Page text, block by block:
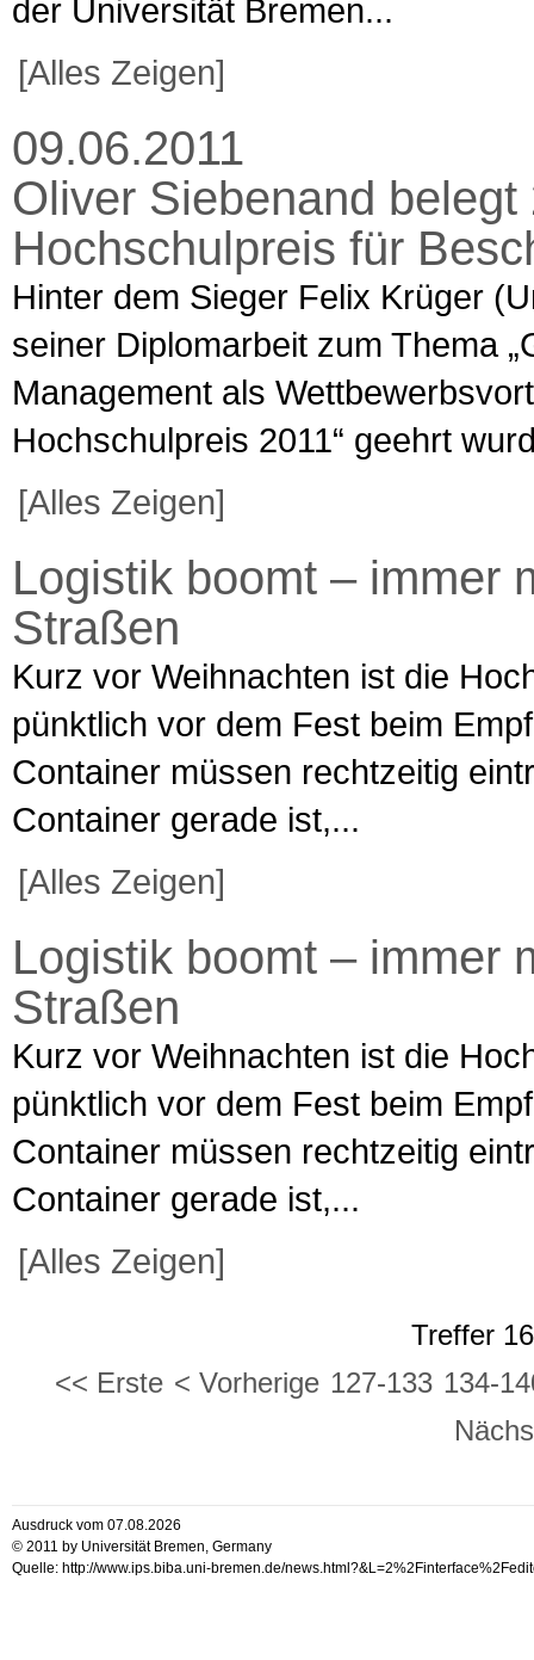
der Universität Bremen...
[Alles Zeigen]
09.06.2011
Oliver Siebenand
Hochschulpreis für
Hinter dem Sieger Felix Krüger
seiner Diplomarbeit zum Thema
Management als
Hochschulpreis 2011“ geehrt
[Alles Zeigen]
Logistik boomt – immer
Straßen
Kurz vor Weihnachten ist die
pünktlich vor dem Fest beim
Container müssen rechtzeitig
Container gerade ist,...
[Alles Zeigen]
Logistik boomt – immer
Straßen
Kurz vor Weihnachten ist die
pünktlich vor dem Fest beim
Container müssen rechtzeitig
Container gerade ist,...
[Alles Zeigen]
Treffer
<< Erste < Vorherige 127-133 134-
Ausdruck vom 07.08.2026
© 2011 by Universität Bremen, Germany
Quelle: http://www.ips.biba.uni-bremen.de/